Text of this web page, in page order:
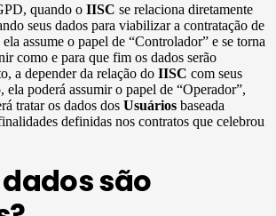
quando o IISC se relaciona diretamente
seus dados para viabilizar a contratação de
assume o papel de “Controlador” e se torna
como e para que fim os dados serão
a depender da relação do IISC com seus
ela poderá assumir o papel de “Operador”,
tratar os dados dos Usuários baseada
definidas nos contratos que celebrou
são